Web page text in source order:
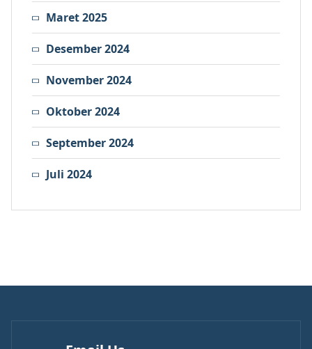
Maret 2025
Desember 2024
November 2024
Oktober 2024
September 2024
Juli 2024